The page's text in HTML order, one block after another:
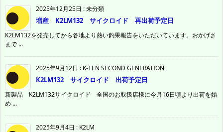
2025年12月25日 :未分類
増産 K2LM132 サイクロイド 再出荷予定日
K2LM132を発売してから各地より熱い釣果報告をいただいています。おかげさ
まで ...
2025年9月12日 : K-TEN SECOND GENERATION
K2LM132 サイクロイド 出荷予定日
新製品 K2LM132サイクロイド 全国のお取扱店様に今月16日頃より出荷を始
め ...
2025年9月4日 : K2LM